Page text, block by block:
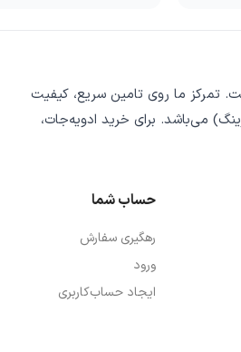
تمرکز ما روی تامین سریع، کیفیت
می‌باشد. برای خرید ادویه‌جات،
حساب شما
رهگیری سفارش
ورود
ایجاد حساب‌کاربری